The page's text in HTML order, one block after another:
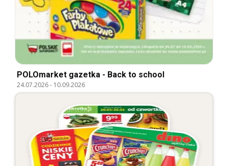
POLOmarket gazetka - Back to school
24.07.2026- 10.09.2026